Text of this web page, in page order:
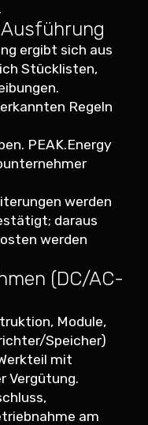
ergibt sich aus
Stücklisten,
Regeln
PEAK.Energy
werden
daraus
werden
(DC/AC-
Module,
Speicher)
mit
Vergütung.
am